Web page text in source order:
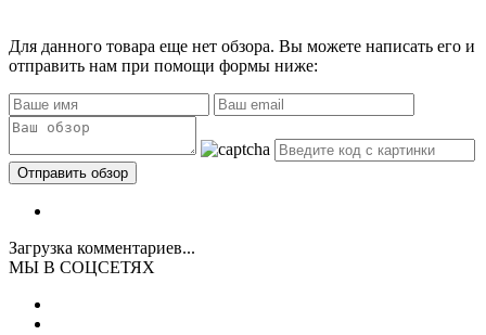
Для данного товара еще нет обзора. Вы можете написать его и
отправить нам при помощи формы ниже:
Загрузка комментариев...
МЫ В СОЦСЕТЯХ